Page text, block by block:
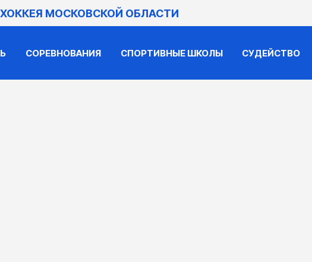
МОСКОВСКОЙ ОБЛАСТИ
СОРЕВНОВАНИЯ СПОРТИВНЫЕ ШКОЛЫ СУДЕЙСТВО